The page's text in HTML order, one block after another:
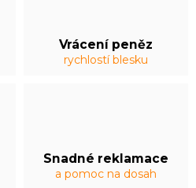
Vrácení peněz
rychlostí blesku
Snadné reklamace
a pomoc na dosah